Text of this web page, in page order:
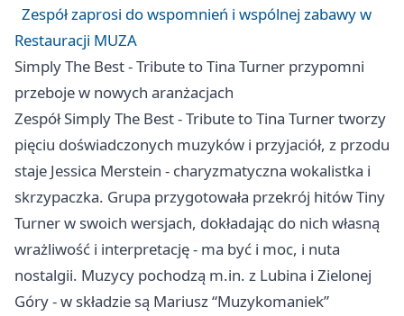
Zespół zaprosi do wspomnień i wspólnej zabawy w
Restauracji MUZA
Simply The Best - Tribute to Tina Turner przypomni
przeboje w nowych aranżacjach
Zespół Simply The Best - Tribute to Tina Turner tworzy
pięciu doświadczonych muzyków i przyjaciół, z przodu
staje Jessica Merstein - charyzmatyczna wokalistka i
skrzypaczka. Grupa przygotowała przekrój hitów Tiny
Turner w swoich wersjach, dokładając do nich własną
wrażliwość i interpretację - ma być i moc, i nuta
nostalgii. Muzycy pochodzą m.in. z Lubina i Zielonej
Góry- w składzie są Mariusz “Muzykomaniek”